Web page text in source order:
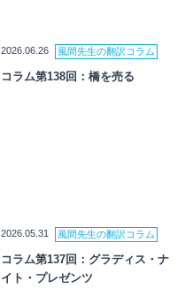
2026.06.26 風間先生の翻訳コラム
コラム第138回：橋を売る
2026.05.31 風間先生の翻訳コラム
コラム第137回：グラディス・ナ
イト・プレゼンツ